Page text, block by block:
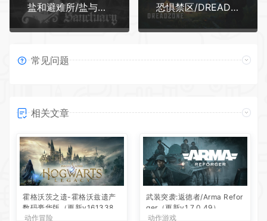
盐和避难所/盐与避难所/Salt and Sanctuary (更新v1.0.2.2 单机/同屏双人)
恐惧禁区/DREADZONE 单机/网络联机 （更新v1.5.8.1）
常见问题
相关文章
霍格沃茨之遗-霍格沃兹遗产
数码豪华版（更新v161338
7）
动作冒险
武装突袭:返徳者/Arma Refor
ger（更新v1.7.0.49）
动作游戏